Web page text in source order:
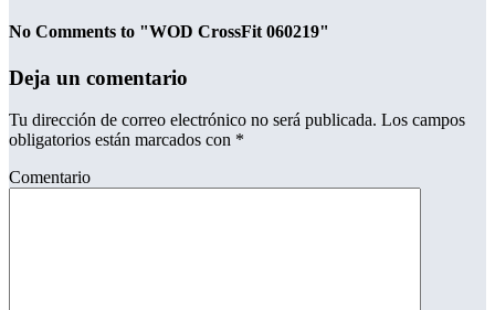
No Comments to "WOD CrossFit 060219"
Deja un comentario
Tu dirección de correo electrónico no será publicada. Los campos
obligatorios están marcados con *
Comentario